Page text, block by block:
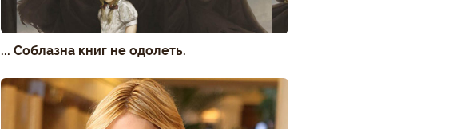
... Соблазна книг не одолеть.